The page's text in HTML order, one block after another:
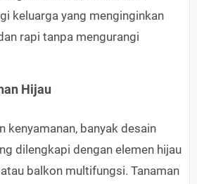
keluarga yang menginginkan
rapi tanpa mengurangi
Hijau
kenyamanan, banyak desain
dilengkapi dengan elemen hijau
balkon multifungsi. Tanaman